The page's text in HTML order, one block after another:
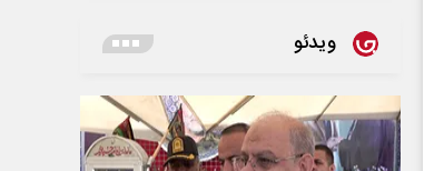
ویدئو